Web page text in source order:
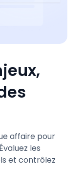
affaire pour
les
et contrôlez